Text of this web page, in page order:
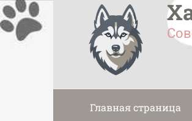
Перейти
к
контенту
Главная страница